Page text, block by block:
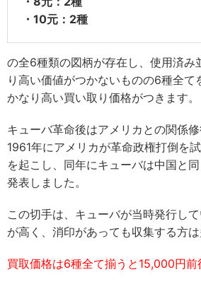
・10元：2種
の全6種類の図柄が存在し、使用済み
り高い価値がつかないものの6種全て
かなり高い買い取り価格がつきます。
キューバ革命後はアメリカとの関係修
1961年にアメリカが革命政権打倒を
を起こし、同年にキューバは中国と
発表しました。
この切手は、キューバが当時発行し
が高く、消印があっても収集する方は
買取価格は6種全て揃うと15,000円前